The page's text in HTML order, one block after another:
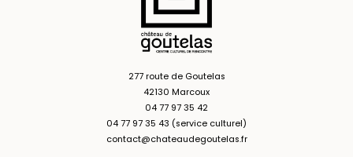
277 route de Goutelas
42130 Marcoux
04 77 97 35 42
04 77 97 35 43 (service culturel)
contact@chateaudegoutelas.fr